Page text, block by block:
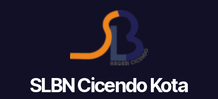
SLBN Cicendo Kota